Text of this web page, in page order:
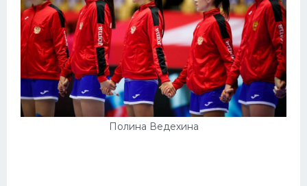
Полина Ведехина